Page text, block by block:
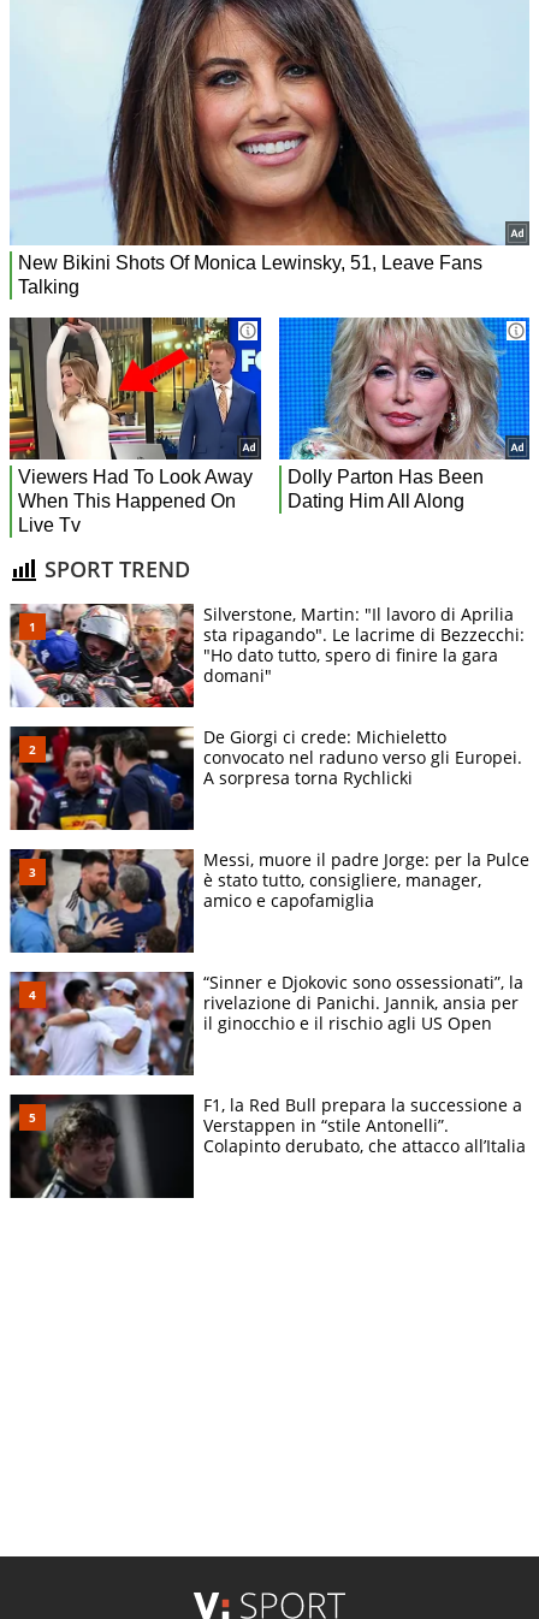
SPORT TREND
Silverstone, Martin: "Il lavoro di Aprilia
sta ripagando". Le lacrime di Bezzecchi:
"Ho dato tutto, spero di finire la gara
domani"
De Giorgi ci crede: Michieletto
convocato nel raduno verso gli Europei.
A sorpresa torna Rychlicki
Messi, muore il padre Jorge: per la Pulce
è stato tutto, consigliere, manager,
amico e capofamiglia
“Sinner e Djokovic sono ossessionati”, la
rivelazione di Panichi. Jannik, ansia per
il ginocchio e il rischio agli US Open
F1, la Red Bull prepara la successione a
Verstappen in “stile Antonelli”.
Colapinto derubato, che attacco all’Italia